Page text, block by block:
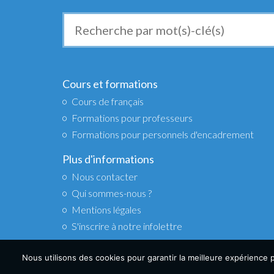
de
Cours et formations
Cours de français
Formations pour professeurs
Formations pour personnels d'encadrement
Plus d'informations
Nous contacter
Qui sommes-nous ?
Mentions légales
S'inscrire à notre infolettre
Nous utilisons des cookies pour garantir la meilleure